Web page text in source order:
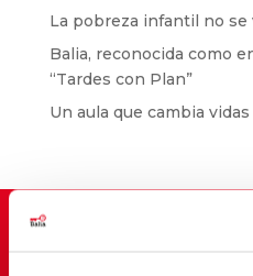
La pobreza infantil no se
Balia, reconocida como
“Tardes con Plan”
Un aula que cambia vidas